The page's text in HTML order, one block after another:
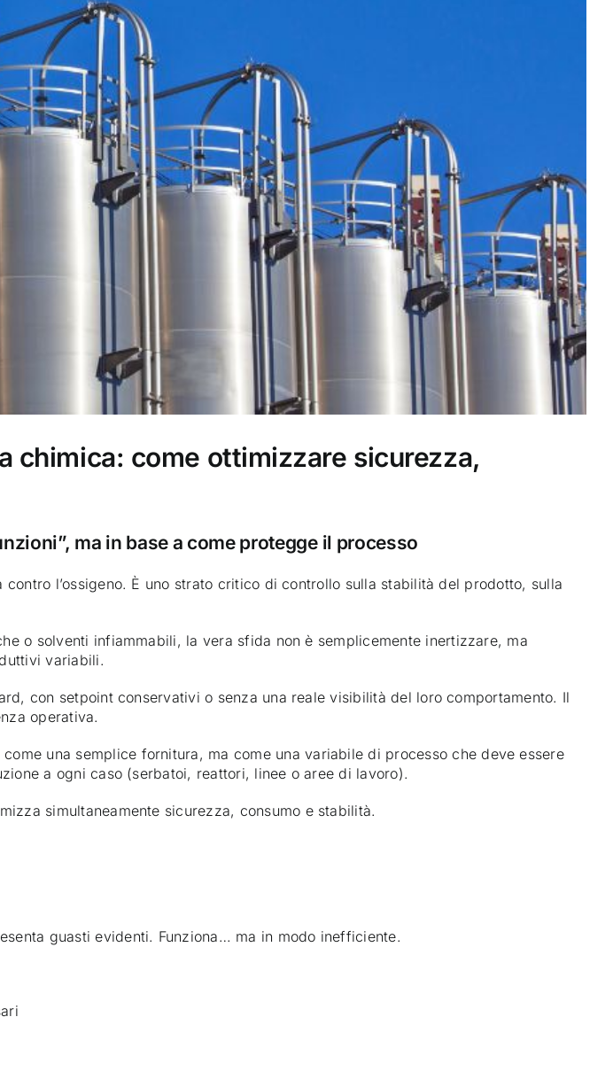
chimica: come ottimizzare sicurezza,
ma in base a come protegge il processo
l’ossigeno. È uno strato critico di controllo sulla stabilità del prodotto, sulla
o solventi infiammabili, la vera sfida non è semplicemente inertizzare, ma
variabili.
con setpoint conservativi o senza una reale visibilità del loro comportamento. Il
operativa.
una semplice fornitura, ma come una variabile di processo che deve essere
a ogni caso (serbatoi, reattori, linee o aree di lavoro).
simultaneamente sicurezza, consumo e stabilità.
guasti evidenti. Funziona… ma in modo inefficiente.